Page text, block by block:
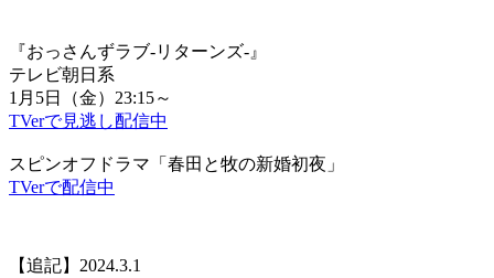
『おっさんずラブ-リターンズ-』
テレビ朝日系
1月5日（金）23:15～
TVerで見逃し配信中
スピンオフドラマ「春田と牧の新婚初夜」
TVerで配信中
【追記】2024.3.1